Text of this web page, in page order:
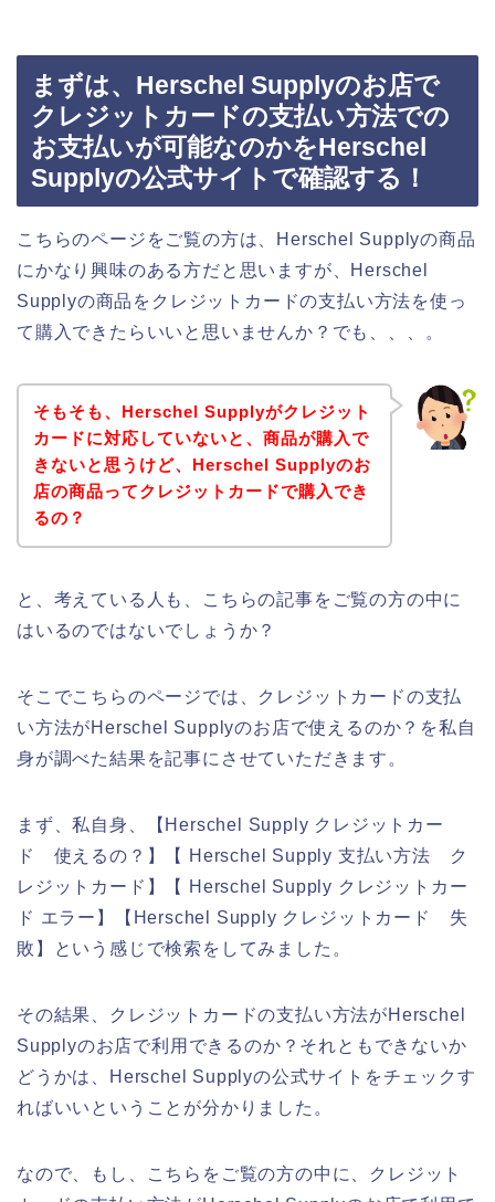
まずは、Herschel Supplyのお店で
クレジットカードの支払い方法での
お支払いが可能なのかをHerschel
Supplyの公式サイトで確認する！
こちらのページをご覧の方は、Herschel Supplyの商品
にかなり興味のある方だと思いますが、Herschel
Supplyの商品をクレジットカードの支払い方法を使っ
て購入できたらいいと思いませんか？でも、、、。
そもそも、Herschel Supplyがクレジット
カードに対応していないと、商品が購入で
きないと思うけど、Herschel Supplyのお
店の商品ってクレジットカードで購入でき
るの？
と、考えている人も、こちらの記事をご覧の方の中に
はいるのではないでしょうか？
そこでこちらのページでは、クレジットカードの支払
い方法がHerschel Supplyのお店で使えるのか？を私自
身が調べた結果を記事にさせていただきます。
まず、私自身、【Herschel Supply クレジットカー
ド 使えるの？】【 Herschel Supply 支払い方法 ク
レジットカード】【 Herschel Supply クレジットカー
ド エラー】【Herschel Supply クレジットカード 失
敗】という感じで検索をしてみました。
その結果、クレジットカードの支払い方法がHerschel
Supplyのお店で利用できるのか？それともできないか
どうかは、Herschel Supplyの公式サイトをチェックす
ればいいということが分かりました。
なので、もし、こちらをご覧の方の中に、クレジット